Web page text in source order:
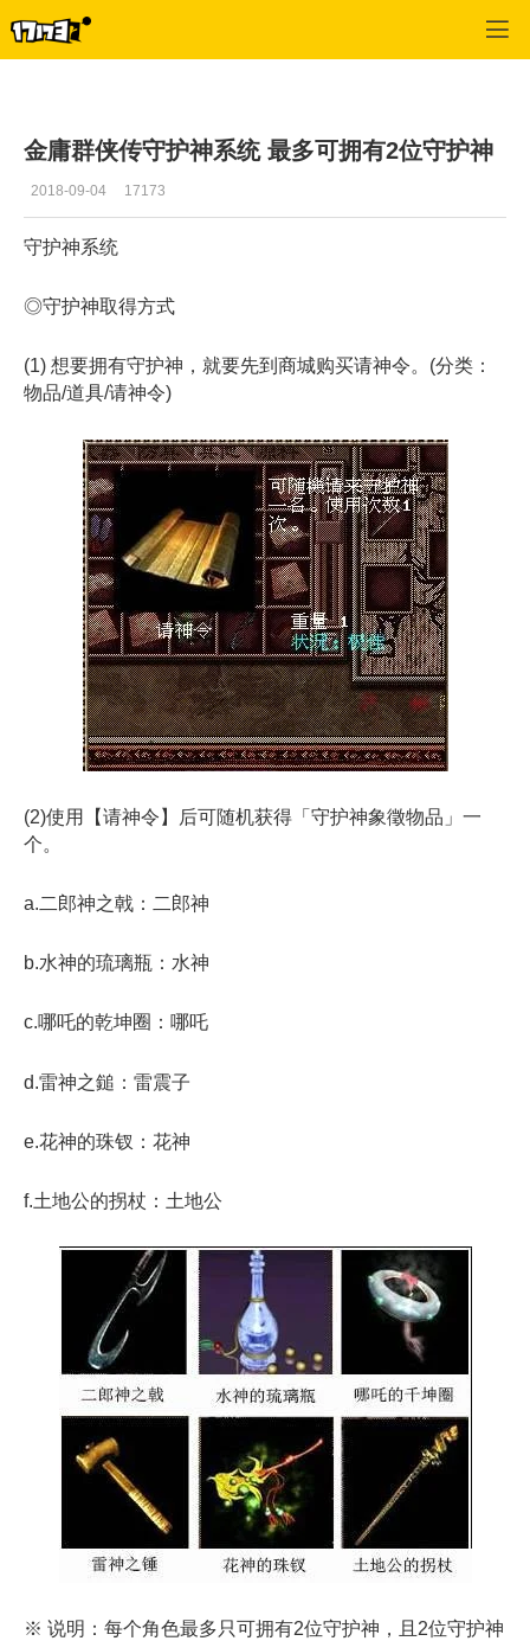
金庸群侠传守护神系统 最多可拥有2位守护神
2018-09-04 17173
守护神系统
◎守护神取得方式
(1) 想要拥有守护神，就要先到商城购买请神令。(分类：
物品/道具/请神令)
(2)使用【请神令】后可随机获得「守护神象徵物品」一
个。
a.二郎神之戟：二郎神
b.水神的琉璃瓶：水神
c.哪吒的乾坤圈：哪吒
d.雷神之鎚：雷震子
e.花神的珠钗：花神
f.土地公的拐杖：土地公
※ 说明：每个角色最多只可拥有2位守护神，且2位守护神